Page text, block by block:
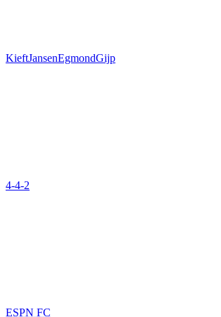
KieftJansenEgmondGijp
4-4-2
ESPN FC